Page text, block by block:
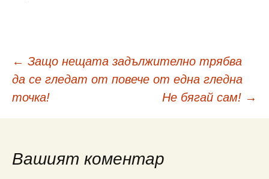
Навигация
в
публикациите
← Защо нещата задължително трябва
да се гледат от повече от една гледна
точка!
Не бягай сам! →
Вашият коментар